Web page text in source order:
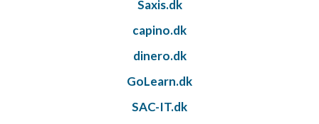
Saxis.dk
capino.dk
dinero.dk
GoLearn.dk
SAC-IT.dk